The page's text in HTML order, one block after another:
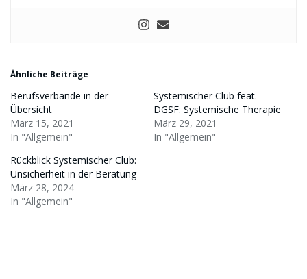
Ähnliche Beiträge
Berufsverbände in der
Übersicht
März 15, 2021
In "Allgemein"
Systemischer Club feat.
DGSF: Systemische Therapie
März 29, 2021
In "Allgemein"
Rückblick Systemischer Club:
Unsicherheit in der Beratung
März 28, 2024
In "Allgemein"